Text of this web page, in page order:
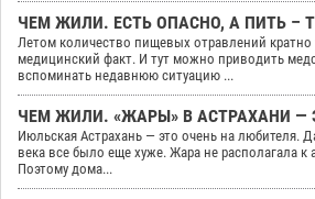
ЧЕМ ЖИЛИ. ЕСТЬ ОПАСНО, А ПИТЬ –
Летом количество пищевых отравлений кратно
медицинский факт. И тут можно приводить
вспоминать недавнюю ситуацию ...
ЧЕМ ЖИЛИ. «ЖАРЫ» В АСТРАХАНИ —
Июльская Астрахань — это очень на любителя.
века все было еще хуже. Жара не располагала к
Поэтому дома...